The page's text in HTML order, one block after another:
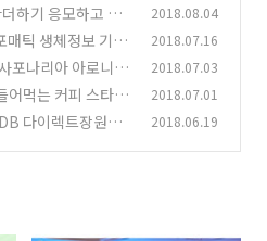
하기 응모하고 유
2018.08.04
틱 생체정보 기반
2018.07.16
포나리아 아로니아
2018.07.03
어먹는 커피 스타벅
2018.07.01
다이렉트장원급
2018.06.19